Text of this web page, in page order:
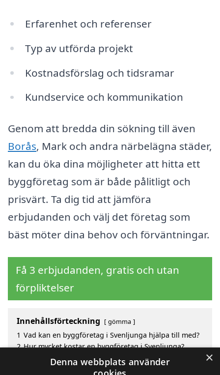
Erfarenhet och referenser
Typ av utförda projekt
Kostnadsförslag och tidsramar
Kundservice och kommunikation
Genom att bredda din sökning till även
Borås, Mark och andra närbelägna städer,
kan du öka dina möjligheter att hitta ett
byggföretag som är både pålitligt och
prisvärt. Ta dig tid att jämföra
erbjudanden och välj det företag som
bäst möter dina behov och förväntningar.
Få 3 erbjudanden, gratis och utan
förpliktelser
Innehållsförteckning gömma
1 Vad kan en byggföretag i Svenljunga hjälpa till med?
2 Hur mycket kostar en byggföretag i Svenljunga?
Fördelar med att välja byggföretag i Svenljunga
Sök efter en skicklig byggföretag i de omgivande
×
Denna webbplats använder